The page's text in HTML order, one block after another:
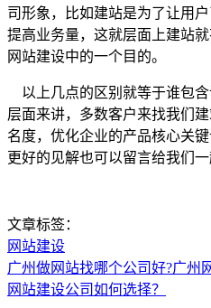
司形象，比如建站是为了让用
提高业务量，这就层面上建站
网站建设中的一个目的。
以上几点的区别就等于谁包
层面来讲，多数客户来找我们
名度，优化企业的产品核心关
更好的见解也可以留言给我们一
文章标签：
网站建设
广州做网站找哪个公司好?广州
网站建设公司如何选择？